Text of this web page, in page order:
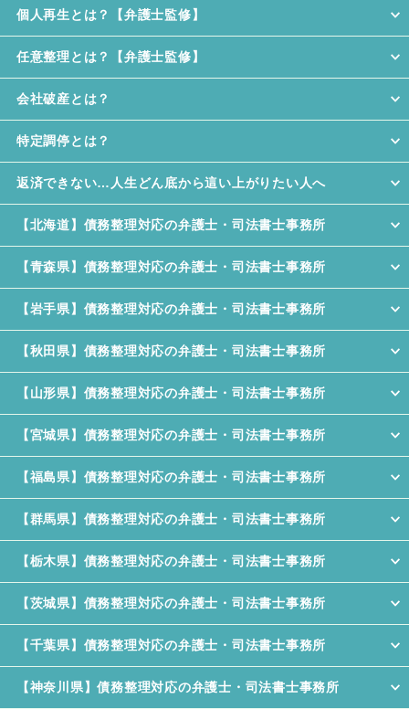
個人再生とは？【弁護士監修】
任意整理とは？【弁護士監修】
会社破産とは？
特定調停とは？
返済できない…人生どん底から這い上がりたい人へ
【北海道】債務整理対応の弁護士・司法書士事務所
【青森県】債務整理対応の弁護士・司法書士事務所
【岩手県】債務整理対応の弁護士・司法書士事務所
【秋田県】債務整理対応の弁護士・司法書士事務所
【山形県】債務整理対応の弁護士・司法書士事務所
【宮城県】債務整理対応の弁護士・司法書士事務所
【福島県】債務整理対応の弁護士・司法書士事務所
【群馬県】債務整理対応の弁護士・司法書士事務所
【栃木県】債務整理対応の弁護士・司法書士事務所
【茨城県】債務整理対応の弁護士・司法書士事務所
【千葉県】債務整理対応の弁護士・司法書士事務所
【神奈川県】債務整理対応の弁護士・司法書士事務所